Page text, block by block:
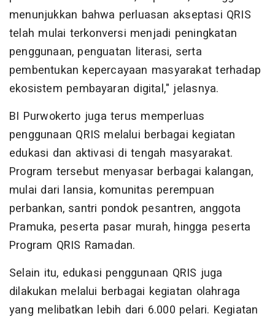
menunjukkan bahwa perluasan akseptasi QRIS
telah mulai terkonversi menjadi peningkatan
penggunaan, penguatan literasi, serta
pembentukan kepercayaan masyarakat terhadap
ekosistem pembayaran digital," jelasnya.
BI Purwokerto juga terus memperluas
penggunaan QRIS melalui berbagai kegiatan
edukasi dan aktivasi di tengah masyarakat.
Program tersebut menyasar berbagai kalangan,
mulai dari lansia, komunitas perempuan
perbankan, santri pondok pesantren, anggota
Pramuka, peserta pasar murah, hingga peserta
Program QRIS Ramadan.
Selain itu, edukasi penggunaan QRIS juga
dilakukan melalui berbagai kegiatan olahraga
yang melibatkan lebih dari 6.000 pelari. Kegiatan